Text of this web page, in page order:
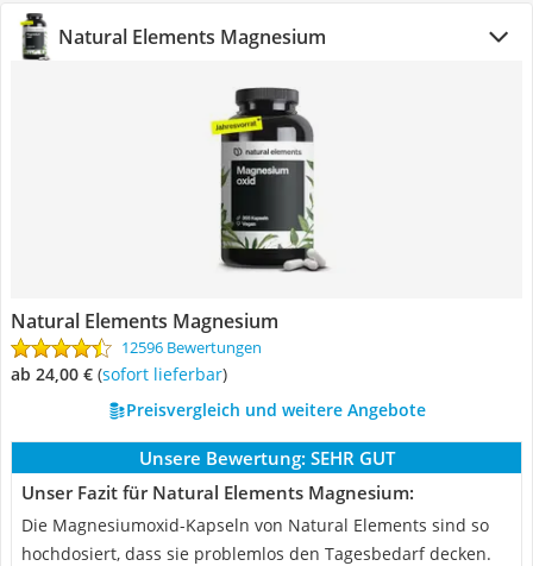
Natural Elements Magnesium
Natural Elements Magnesium
12596 Bewertungen
ab 24,00 € ( Sofort lieferbar)
Preisvergleich und weitere Angebote
Unsere Bewertung: SEHR GUT
Unser Fazit für Natural Elements Magnesium:
Die Magnesiumoxid-Kapseln von Natural Elements sind so
hochdosiert, dass sie problemlos den Tagesbedarf decken.